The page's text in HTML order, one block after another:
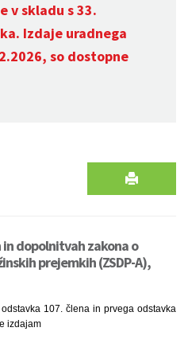
v skladu s 33.
Izdaje uradnega
so dostopne
dopolnitvah zakona o
prejemkih (ZSDP-A),
107. člena in prvega odstavka
izdajam